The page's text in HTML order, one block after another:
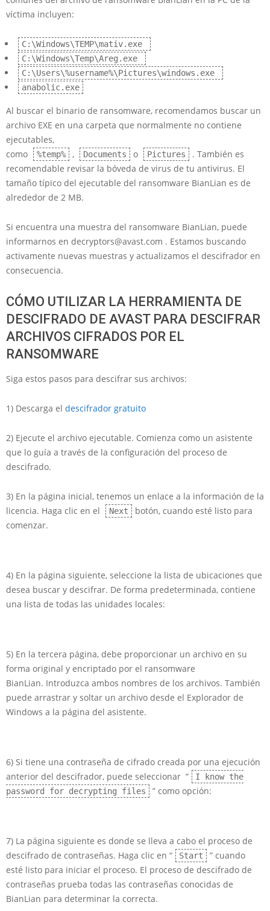
víctima incluyen:
C:\Windows\TEMP\mativ.exe
C:\Windows\Temp\Areg.exe
C:\Users\%username%\Pictures\windows.exe
anabolic.exe
Al buscar el binario de ransomware, recomendamos buscar un
archivo EXE en una carpeta que normalmente no contiene
ejecutables,
como
%temp% , Documents o Pictures
. También es
recomendable revisar la bóveda de virus de tu antivirus. El
tamaño típico del ejecutable del ransomware BianLian es de
alrededor de 2 MB.
Si encuentra una muestra del ransomware BianLian, puede
informarnos en decryptors@avast.com . Estamos buscando
activamente nuevas muestras y actualizamos el descifrador en
consecuencia.
CÓMO UTILIZAR LA HERRAMIENTA DE
DESCIFRADO DE AVAST PARA DESCIFRAR
ARCHIVOS CIFRADOS POR EL
RANSOMWARE
Siga estos pasos para descifrar sus archivos:
1) Descarga el descifrador gratuito
2) Ejecute el archivo ejecutable. Comienza como un asistente
que lo guía a través de la configuración del proceso de
descifrado.
3) En la página inicial, tenemos un enlace a la información de la
licencia. Haga clic en el
Next
botón, cuando esté listo para
comenzar.
4) En la página siguiente, seleccione la lista de ubicaciones que
desea buscar y descifrar. De forma predeterminada, contiene
una lista de todas las unidades locales:
5) En la tercera página, debe proporcionar un archivo en su
forma original y encriptado por el ransomware
BianLian. Introduzca ambos nombres de los archivos. También
puede arrastrar y soltar un archivo desde el Explorador de
Windows a la página del asistente.
6) Si tiene una contraseña de cifrado creada por una ejecución
anterior del descifrador, puede seleccionar “
I know the
password for decrypting files
” como opción:
7) La página siguiente es donde se lleva a cabo el proceso de
descifrado de contraseñas. Haga clic en “
Start
” cuando
esté listo para iniciar el proceso. El proceso de descifrado de
contraseñas prueba todas las contraseñas conocidas de
BianLian para determinar la correcta.